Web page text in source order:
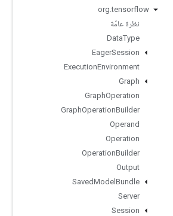
org.tensorflow
نظرة عامّة
DataType
EagerSession
ExecutionEnvironment
Graph
GraphOperation
GraphOperationBuilder
Operand
Operation
OperationBuilder
Output
SavedModel Bundle
Server
Session